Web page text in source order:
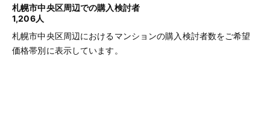
札幌市中央区周辺での購入検討者
1,206人
札幌市中央区周辺におけるマンションの購入検討者数をご希望
価格帯別に表示しています。